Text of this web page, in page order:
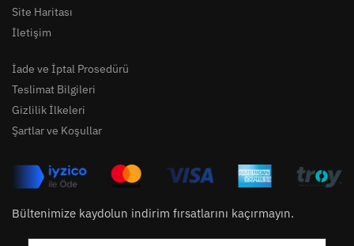
Site Haritası
İletişim
İade ve İptal Prosedürü
Teslimat Bilgileri
Gizlilik İlkeleri
Şartlar ve Koşullar
Bültenimize kaydolun indirim fırsatlarını kaçırmayın.